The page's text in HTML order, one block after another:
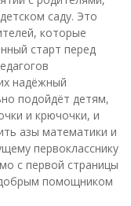
саду. Это
которые
старт перед
надёжный
подойдёт детям,
и крючочки, и
азы математики и
первокласснику
с первой страницы
помощником